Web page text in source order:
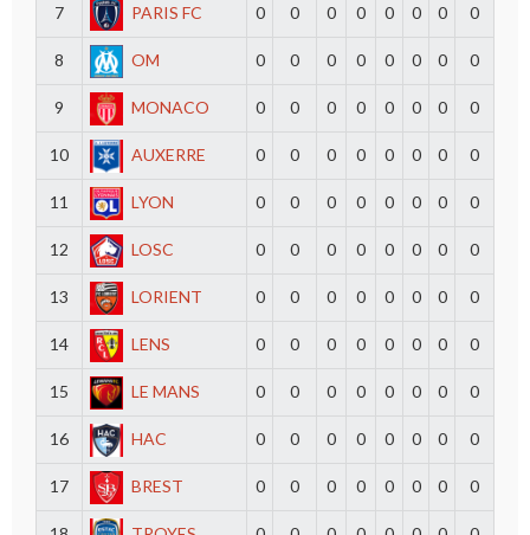
7 PARIS FC 0 0 0 0 0 0 0 0
8 OM 0 0 0 0 0 0 0 0
9 MONACO 0 0 0 0 0 0 0 0
10 AUXERRE 0 0 0 0 0 0 0 0
11 LYON 0 0 0 0 0 0 0 0
12 LOSC 0 0 0 0 0 0 0 0
13 LORIENT 0 0 0 0 0 0 0 0
14 LENS 0 0 0 0 0 0 0 0
15 LE MANS 0 0 0 0 0 0 0 0
16 HAC 0 0 0 0 0 0 0 0
17 BREST 0 0 0 0 0 0 0 0